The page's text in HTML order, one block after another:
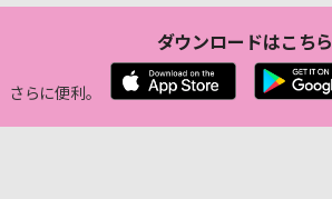
らに便利。
ダウンロードはこちら